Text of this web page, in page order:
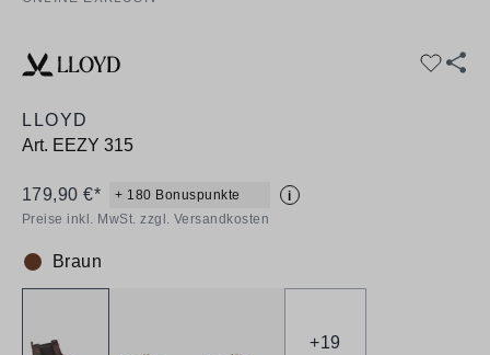
LLOYD
Art. EEZY 315
179,90 €* + 180 Bonuspunkte
i
Preise inkl. MwSt. zzgl. Versandkosten
Farbe:
Braun
+19